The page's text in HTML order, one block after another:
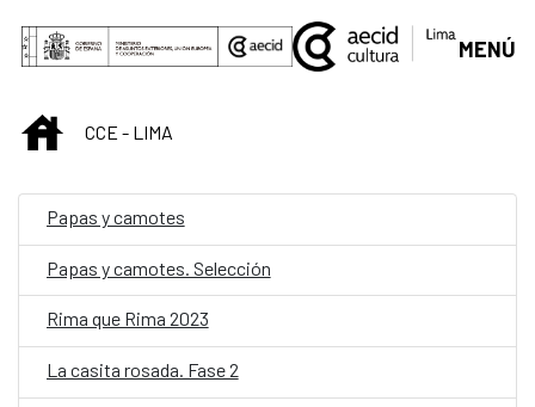
Saltar al contenido principal
MENÚ
INICIOCCE - LIMA
Papas y camotes
Papas y camotes. Selección
Rima que Rima 2023
La casita rosada. Fase 2